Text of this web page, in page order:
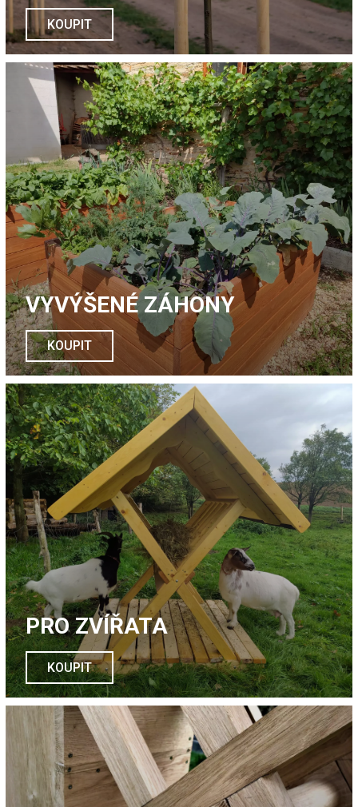
KOUPIT
VYVÝŠENÉ ZÁHONY
KOUPIT
PRO ZVÍŘATA
KOUPIT